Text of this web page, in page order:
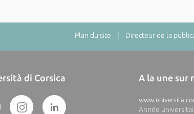
Plan du site | Directeur de la
di Corsica A la une sur
Année